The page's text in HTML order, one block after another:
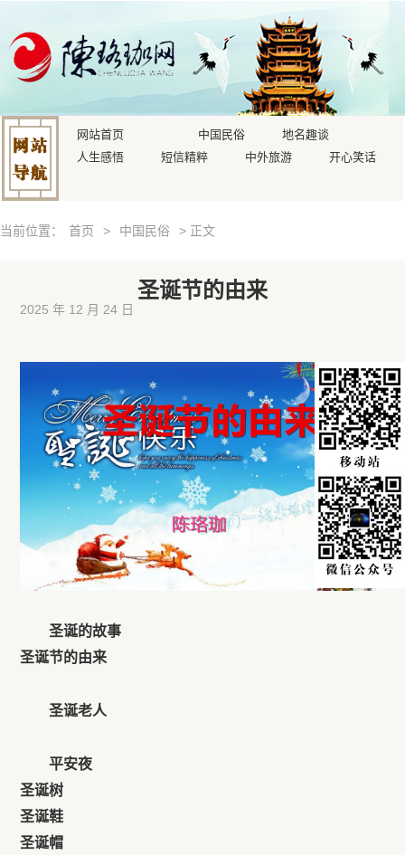
网站首页 中国民俗
地名趣谈
人生感悟
短信精粹 中外旅游 开心笑话
当前位置： 首页 > 中国民俗 > 正文
圣诞节的由来
2025 年 12 月 24 日
圣诞的故事
圣诞节的由来
圣诞老人
平安夜
圣诞树
圣诞鞋
圣诞帽